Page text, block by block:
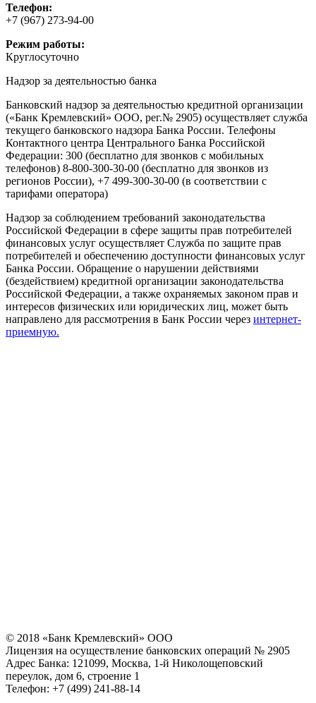
Телефон:
+7 (967) 273-94-00
Режим работы:
Круглосуточно
Надзор за деятельностью банка
Банковский надзор за деятельностью кредитной организации
(«Банк Кремлевский» ООО, рег.№ 2905) осуществляет служба
текущего банковского надзора Банка России. Телефоны
Контактного центра Центрального Банка Российской
Федерации: 300 (бесплатно для звонков с мобильных
телефонов) 8-800-300-30-00 (бесплатно для звонков из
регионов России), +7 499-300-30-00 (в соответствии с
тарифами оператора)
Надзор за соблюдением требований законодательства
Российской Федерации в сфере защиты прав потребителей
финансовых услуг осуществляет Служба по защите прав
потребителей и обеспечению доступности финансовых услуг
Банка России. Обращение о нарушении действиями
(бездействием) кредитной организации законодательства
Российской Федерации, а также охраняемых законом прав и
интересов физических или юридических лиц, может быть
направлено для рассмотрения в Банк России через интернет-
приемную.
© 2018 «Банк Кремлевский» ООО
Лицензия на осуществление банковских операций № 2905
Адрес Банка: 121099, Москва, 1-й Николощеповский
переулок, дом 6, строение 1
Телефон: +7 (499) 241-88-14